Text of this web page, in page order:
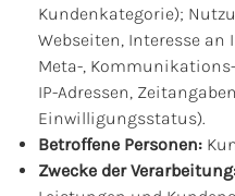
Kundenkategorie);
Webseiten, Interesse
Meta-,
IP-Adressen,
Einwilligungsstatus).
Betroffene Personen:
Zwecke der